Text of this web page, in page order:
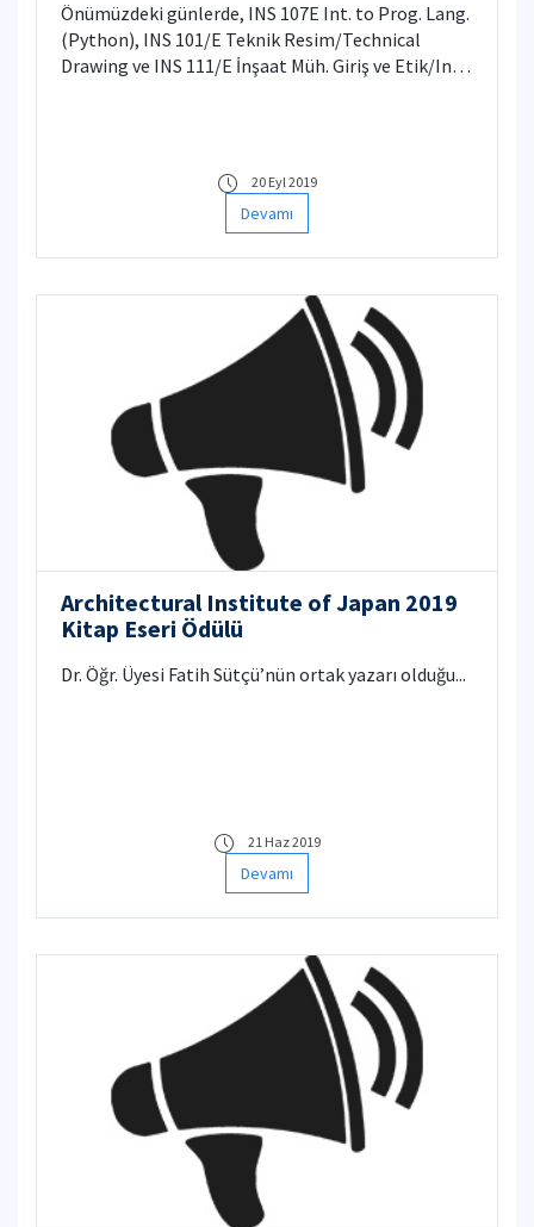
Önümüzdeki günlerde, INS 107E Int. to Prog. Lang.
(Python), INS 101/E Teknik Resim/Technical
Drawing ve INS 111/E İnşaat Müh. Giriş ve Etik/Int.
20 Eyl 2019
Devamı
Architectural Institute of Japan 2019
Kitap Eseri Ödülü
Dr. Öğr. Üyesi Fatih Sütçü’nün ortak yazarı olduğu...
21 Haz 2019
Devamı